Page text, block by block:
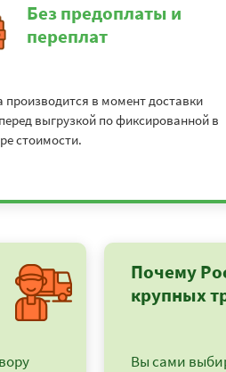
Без предоплаты и
переплат
производится в момент доставки
выгрузкой по фиксированной в
стоимости.
Почему
крупных
Вы сами